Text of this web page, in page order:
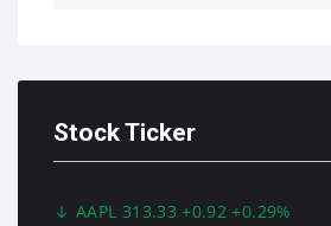
Stock Ticker
AAPL 313.33 +0.92 +0.29%